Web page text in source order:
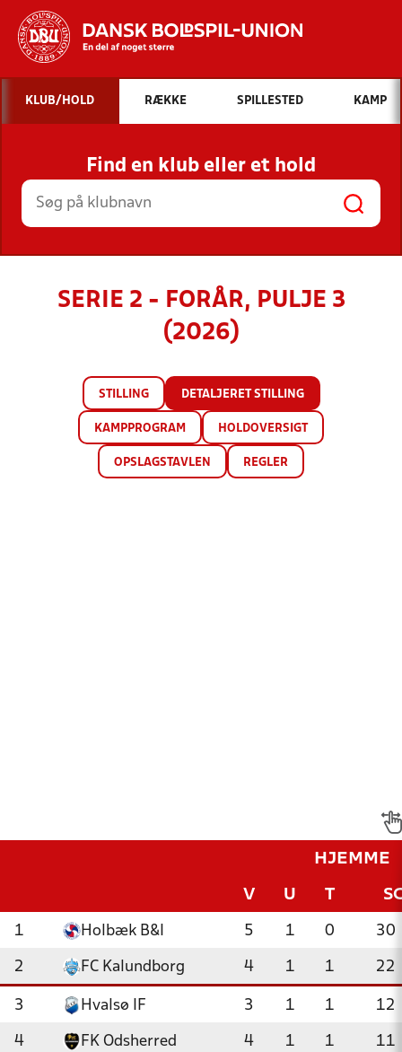
Hvad vil du søge efter?
INDHOLD OG NYHEDER
STILLINGER, RESULTATER, KLUBBER OG
HOLD
KLUB/HOLD RÆKKE SPILLESTED KAMP
Find en klub eller et hold
SERIE 2 - FORÅR, PULJE 3
(2026)
STILLING DETALJERET STILLING
KAMPPROGRAM HOLDOVERSIGT
OPSLAGSTAVLEN REGLER
HJEMME
V U T
1 Holbæk B&I 5 1 0 30
2 FC Kalundborg 4 1 1 22
3 Hvalsø IF 3 1 1 12
4 FK Odsherred 4 1 1 11